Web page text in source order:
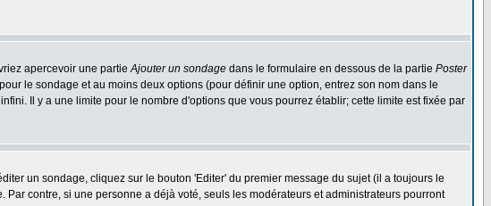
apercevoir une partieAjouter un sondage dans le formulaire en dessous de la partie Poster
le sondage et au moins deux options (pour définir une option, entrez son nom dans le
Il y a une limite pour le nombre d'options que vous pourrez établir; cette limite est fixée par
un sondage, cliquez sur le bouton 'Editer' du premier message du sujet (il a toujours le
contre, si une personne a déjà voté, seuls les modérateurs et administrateurs pourront